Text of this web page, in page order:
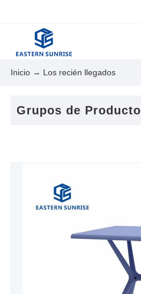
Inicio→ Los recién llegados
Grupos de Producto